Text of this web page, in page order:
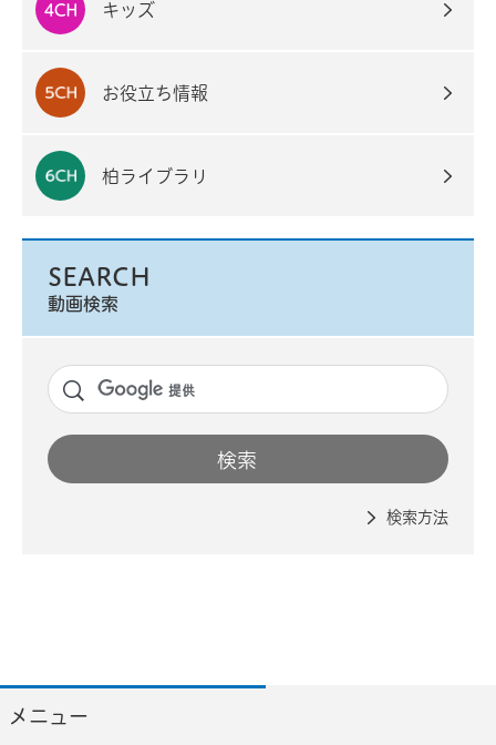
キッズ
お役立ち情報
柏ライブラリ
SEARCH
動画検索
検索方法
メニュー